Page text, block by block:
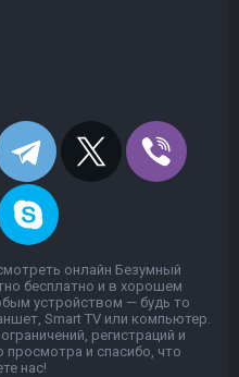
онлайн Безумный
бесплатно и в хорошем
устройством — будь то
Smart TV или компьютер.
регистраций и
и спасибо, что
нас!